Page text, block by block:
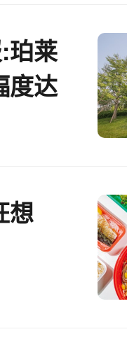
珀莱
度达
想